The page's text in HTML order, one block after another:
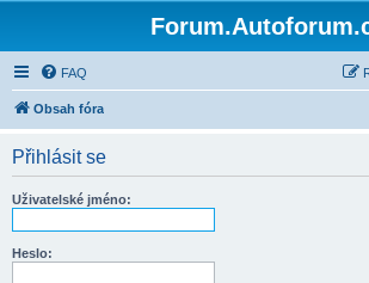
FAQ
Obsah fóra
Přihlásit se
Uživatelské jméno:
Heslo: